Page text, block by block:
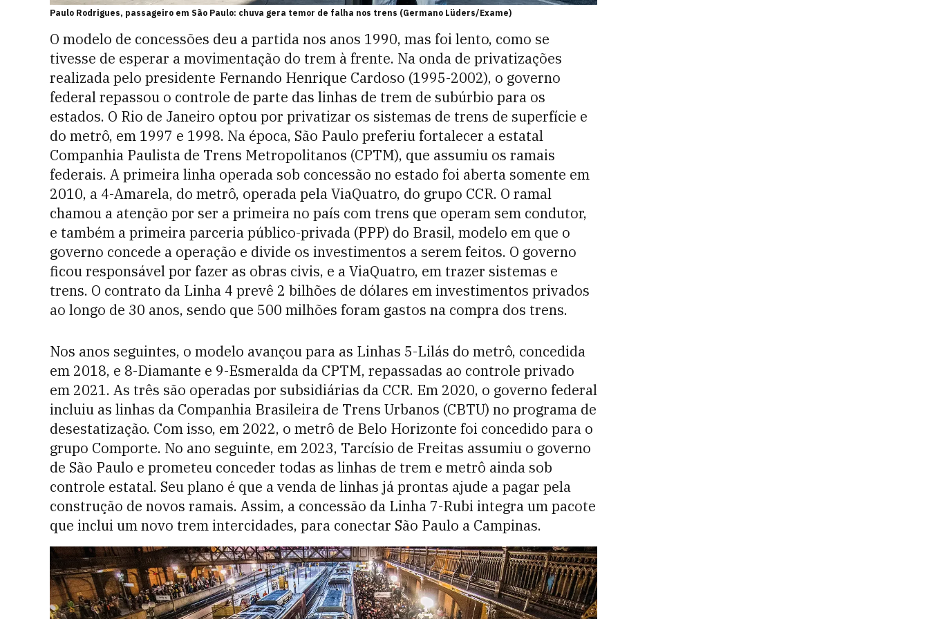
Paulo Rodrigues, passageiro em São Paulo: chuva gera temor de falha nos trens (Germano Lüders/Exame)
O modelo de concessões deu a partida nos anos 1990, mas foi lento, como se
tivesse de esperar a movimentação do trem à frente. Na onda de privatizações
realizada pelo presidente Fernando Henrique Cardoso (1995-2002), o governo
federal repassou o controle de parte das linhas de trem de subúrbio para os
estados. O Rio de Janeiro optou por privatizar os sistemas de trens de superfície e
do metrô, em 1997 e 1998. Na época, São Paulo preferiu fortalecer a estatal
Companhia Paulista de Trens Metropolitanos (CPTM), que assumiu os ramais
federais. A primeira linha operada sob concessão no estado foi aberta somente em
2010, a 4-Amarela, do metrô, operada pela ViaQuatro, do grupo CCR. O ramal
chamou a atenção por ser a primeira no país com trens que operam sem condutor,
e também a primeira parceria público-privada (PPP) do Brasil, modelo em que o
governo concede a operação e divide os investimentos a serem feitos. O governo
ficou responsável por fazer as obras civis, e a ViaQuatro, em trazer sistemas e
trens. O contrato da Linha 4 prevê 2 bilhões de dólares em investimentos privados
ao longo de 30 anos, sendo que 500 milhões foram gastos na compra dos trens.
Nos anos seguintes, o modelo avançou para as Linhas 5-Lilás do metrô, concedida
em 2018, e 8-Diamante e 9-Esmeralda da CPTM, repassadas ao controle privado
em 2021. As três são operadas por subsidiárias da CCR. Em 2020, o governo federal
incluiu as linhas da Companhia Brasileira de Trens Urbanos (CBTU) no programa de
desestatização. Com isso, em 2022, o metrô de Belo Horizonte foi concedido para o
grupo Comporte. No ano seguinte, em 2023, Tarcísio de Freitas assumiu o governo
de São Paulo e prometeu conceder todas as linhas de trem e metrô ainda sob
controle estatal. Seu plano é que a venda de linhas já prontas ajude a pagar pela
construção de novos ramais. Assim, a concessão da Linha 7-Rubi integra um pacote
que inclui um novo trem intercidades, para conectar São Paulo a Campinas.